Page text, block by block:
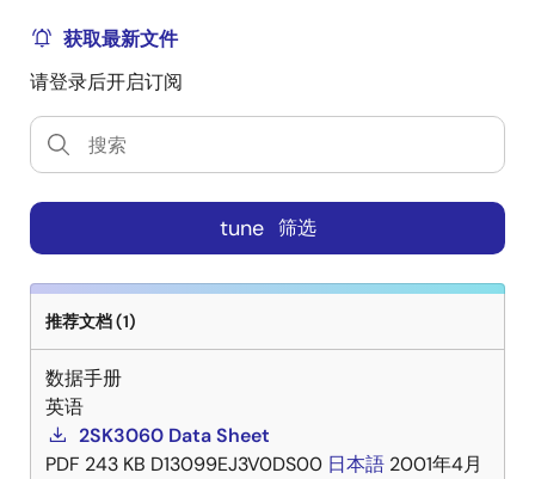
获取最新文件
请登录后开启订阅
tune 筛选
推荐文档 (1)
数据手册
英语
2SK3060 Data Sheet
PDF 243 KB D13099EJ3V0DS00 日本語 2001年4月